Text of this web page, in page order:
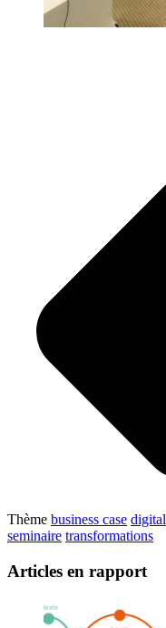
Thème business case digital
seminaire transformations
Articles en rapport